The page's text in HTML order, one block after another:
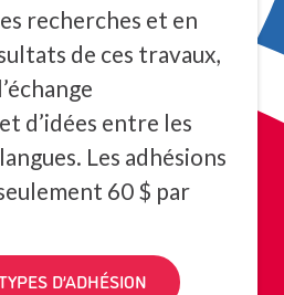
recherches et en
de ces travaux,
d’idées entre les
Les adhésions
60 $ par
D’ADHÉSION